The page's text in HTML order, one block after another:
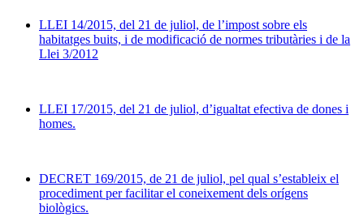
LLEI 14/2015, del 21 de juliol, de l’impost sobre els
habitatges buits, i de modificació de normes tributàries i de la
Llei 3/2012
LLEI 17/2015, del 21 de juliol, d’igualtat efectiva de dones i
homes.
DECRET 169/2015, de 21 de juliol, pel qual s’estableix el
procediment per facilitar el coneixement dels orígens
biològics.